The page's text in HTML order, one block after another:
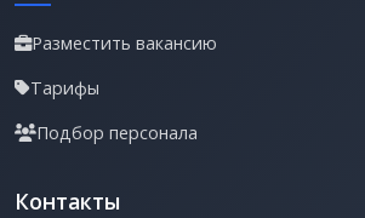
Разместить вакансию
Тарифы
Подбор персонала
Контакты